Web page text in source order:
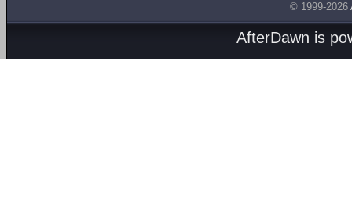
© 1999-2026
AfterDawn is